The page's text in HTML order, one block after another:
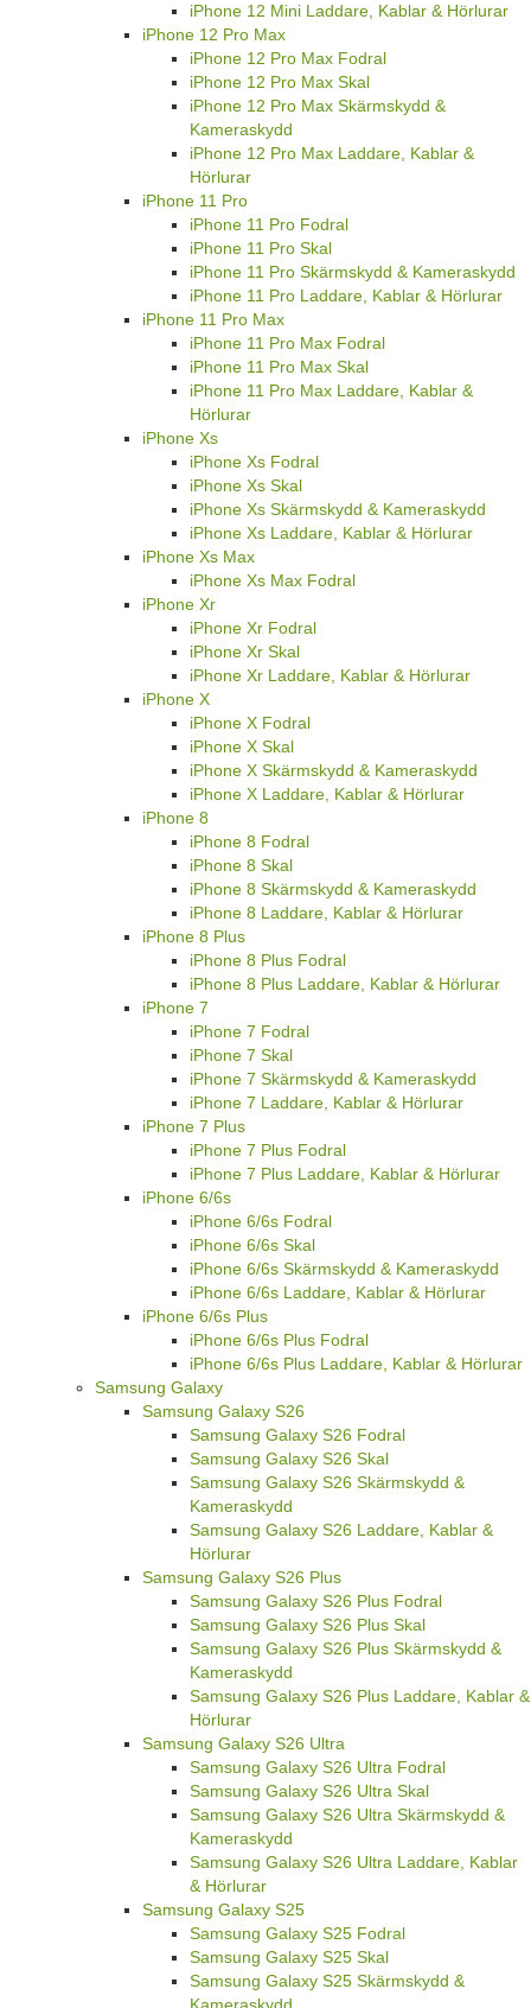
iPhone 12 Mini Laddare, Kablar & Hörlurar
iPhone 12 Pro Max
iPhone 12 Pro Max Fodral
iPhone 12 Pro Max Skal
iPhone 12 Pro Max Skärmskydd &
Kameraskydd
iPhone 12 Pro Max Laddare, Kablar &
Hörlurar
iPhone 11 Pro
iPhone 11 Pro Fodral
iPhone 11 Pro Skal
iPhone 11 Pro Skärmskydd & Kameraskydd
iPhone 11 Pro Laddare, Kablar & Hörlurar
iPhone 11 Pro Max
iPhone 11 Pro Max Fodral
iPhone 11 Pro Max Skal
iPhone 11 Pro Max Laddare, Kablar &
Hörlurar
iPhone Xs
iPhone Xs Fodral
iPhone Xs Skal
iPhone Xs Skärmskydd & Kameraskydd
iPhone Xs Laddare, Kablar & Hörlurar
iPhone Xs Max
iPhone Xs Max Fodral
iPhone Xr
iPhone Xr Fodral
iPhone Xr Skal
iPhone Xr Laddare, Kablar & Hörlurar
iPhone X
iPhone X Fodral
iPhone X Skal
iPhone X Skärmskydd & Kameraskydd
iPhone X Laddare, Kablar & Hörlurar
iPhone 8
iPhone 8 Fodral
iPhone 8 Skal
iPhone 8 Skärmskydd & Kameraskydd
iPhone 8 Laddare, Kablar & Hörlurar
iPhone 8 Plus
iPhone 8 Plus Fodral
iPhone 8 Plus Laddare, Kablar & Hörlurar
iPhone 7
iPhone 7 Fodral
iPhone 7 Skal
iPhone 7 Skärmskydd & Kameraskydd
iPhone 7 Laddare, Kablar & Hörlurar
iPhone 7 Plus
iPhone 7 Plus Fodral
iPhone 7 Plus Laddare, Kablar & Hörlurar
iPhone 6/6s
iPhone 6/6s Fodral
iPhone 6/6s Skal
iPhone 6/6s Skärmskydd & Kameraskydd
iPhone 6/6s Laddare, Kablar & Hörlurar
iPhone 6/6s Plus
iPhone 6/6s Plus Fodral
iPhone 6/6s Plus Laddare, Kablar & Hörlurar
Samsung Galaxy
Samsung Galaxy S26
Samsung Galaxy S26 Fodral
Samsung Galaxy S26 Skal
Samsung Galaxy S26 Skärmskydd &
Kameraskydd
Samsung Galaxy S26 Laddare, Kablar &
Hörlurar
Samsung Galaxy S26 Plus
Samsung Galaxy S26 Plus Fodral
Samsung Galaxy S26 Plus Skal
Samsung Galaxy S26 Plus Skärmskydd &
Kameraskydd
Samsung Galaxy S26 Plus Laddare, Kablar &
Hörlurar
Samsung Galaxy S26 Ultra
Samsung Galaxy S26 Ultra Fodral
Samsung Galaxy S26 Ultra Skal
Samsung Galaxy S26 Ultra Skärmskydd &
Kameraskydd
Samsung Galaxy S26 Ultra Laddare, Kablar
& Hörlurar
Samsung Galaxy S25
Samsung Galaxy S25 Fodral
Samsung Galaxy S25 Skal
Samsung Galaxy S25 Skärmskydd &